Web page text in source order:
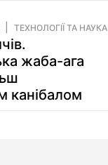
ТЕХНОЛОГІЇ ТА НАУКА
жаба-ага
канібалом